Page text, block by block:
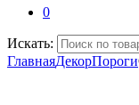
0
Искать:
ГлавнаяДекорПороги